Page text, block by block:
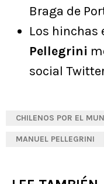
Braga de
Los hinchas
Pellegrini
social
CHILENOS POR EL
MANUEL PELLEGRINI